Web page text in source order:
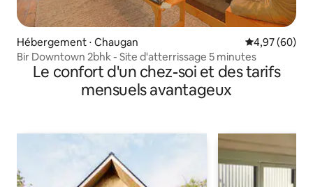
Hébergement ⋅ Chaugan Évaluation
4,97 (60)
Bir Downtown 2bhk - Site d'atterrissage 5 minutes
Le confort d'un chez-soi et des tarifs
mensuels avantageux